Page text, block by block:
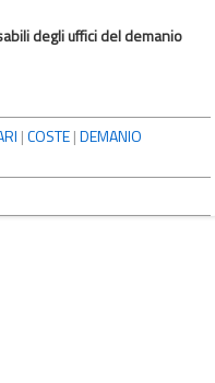
degli uffici del demanio
|COSTE |DEMANIO